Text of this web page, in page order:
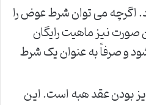
اگرچه می توان شرط عوض را
صورت نیز ماهیت رایگان
و صرفاً به عنوان یک شرط
بودن عقد هبه است. این